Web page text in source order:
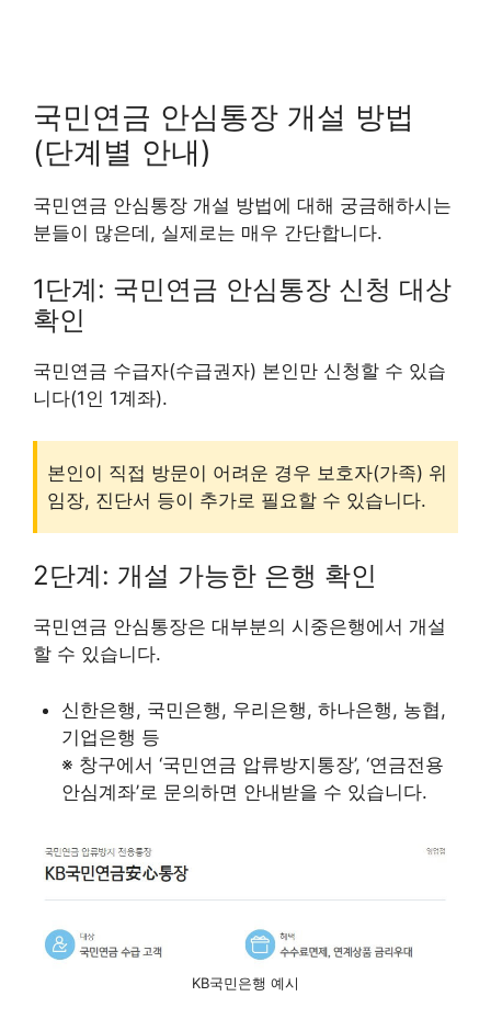
국민연금 안심통장 개설 방법
(단계별 안내)
국민연금 안심통장 개설 방법에 대해 궁금해하시는
분들이 많은데, 실제로는 매우 간단합니다.
1단계: 국민연금 안심통장 신청 대상
확인
국민연금 수급자(수급권자) 본인만 신청할 수 있습
니다(1인 1계좌).
본인이 직접 방문이 어려운 경우 보호자(가족) 위
임장, 진단서 등이 추가로 필요할 수 있습니다.
2단계: 개설 가능한 은행 확인
국민연금 안심통장은 대부분의 시중은행에서 개설
할 수 있습니다.
신한은행, 국민은행, 우리은행, 하나은행, 농협,
기업은행 등
※ 창구에서 ‘국민연금 압류방지통장’, ‘연금전용
안심계좌’로 문의하면 안내받을 수 있습니다.
KB국민은행 예시